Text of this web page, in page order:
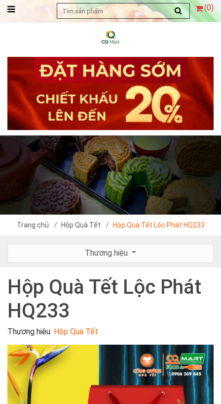
(0)
Trang chủ Hộp Quà Tết Hộp Quà Tết Lộc Phát HQ233
Thương hiệu
Hộp Quà Tết Lộc Phát
HQ233
Thương hiệu: Hộp Quà Tết